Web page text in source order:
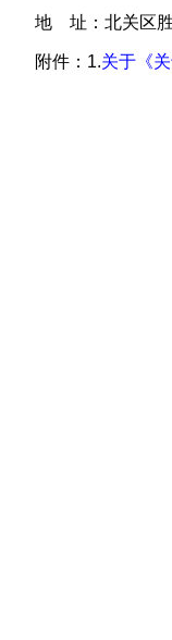
地 址：北关区
附件：1.关于《